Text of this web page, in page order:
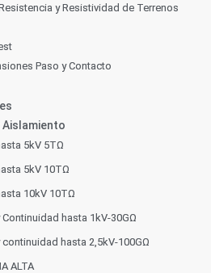
y Resistividad de Terrenos
Paso y Contacto
Aislamiento
5kV 5TΩ
5kV 10TΩ
10kV 10TΩ
hasta 1kV-30GΩ
hasta 2,5kV-100GΩ
ALTA